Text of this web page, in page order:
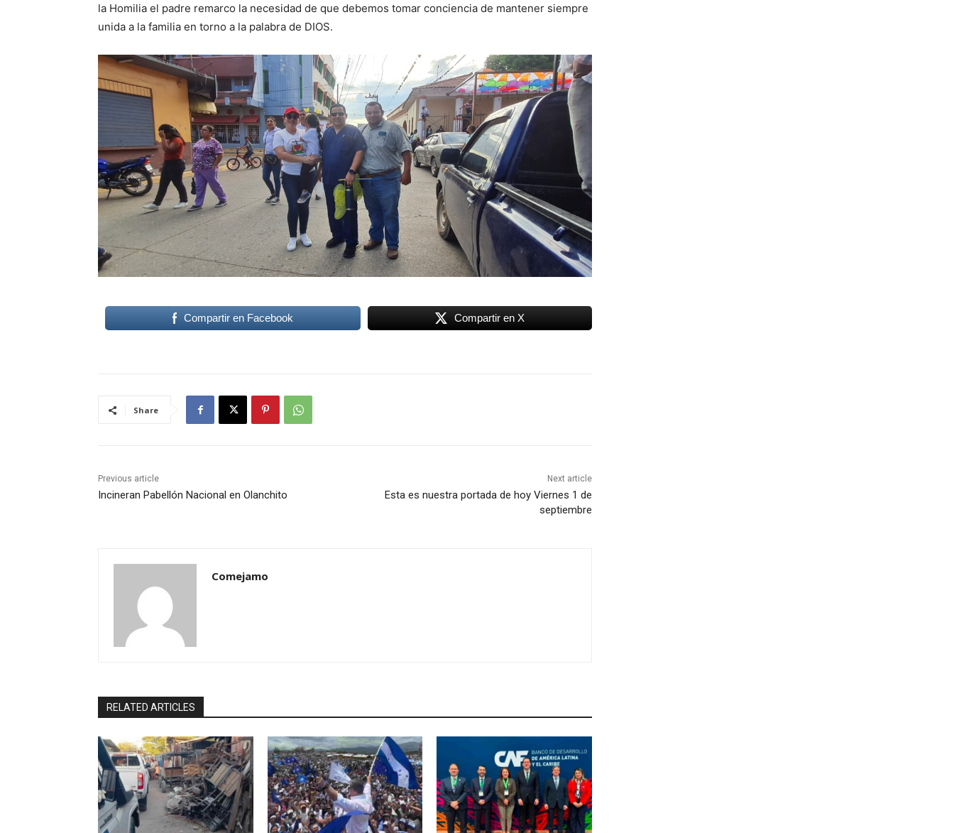
la Homilia el padre remarco la necesidad de que debemos tomar conciencia de mantener siempre
unida a la familia en torno a la palabra de DIOS.
Compartir en Facebook Compartir en X
Share
Previous article
Incineran Pabellón Nacional en Olanchito
Next article
Esta es nuestra portada de hoy Viernes 1 de
septiembre
Comejamo
RELATED ARTICLES